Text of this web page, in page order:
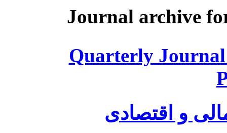
Journal archive
Quarterly
و اقتصادی